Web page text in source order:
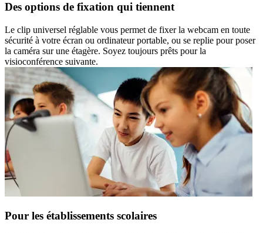
Des options de fixation qui tiennent
Le clip universel réglable vous permet de fixer la webcam en toute
sécurité à votre écran ou ordinateur portable, ou se replie pour poser
la caméra sur une étagère. Soyez toujours prêts pour la
visioconférence suivante.
Pour les établissements scolaires